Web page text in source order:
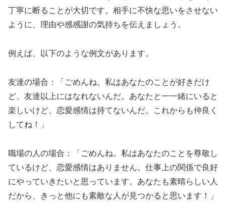
丁寧に断ることが大切です。相手に不快な思いをさせない
ように、理由や感感謝の気持ちを伝えましょう。
例えば、以下のような例文があります。
友達の場合：「ごめんね。私はあなたのことが好きだけ
ど、友達以上にはなれないんだ。あなたと一一緒にいると
楽しいけど、恋愛感情は持てないんだ。これからも仲良く
してね！」
職場の人の場合：「ごめんね。私はあなたのことを尊敬し
ているけど、恋愛感情はありません。仕事上の関係で良好
にやっていきたいと思っています。あなたも素晴らしい人
だから、きっと他にも素敵な人が見つかると思います！」